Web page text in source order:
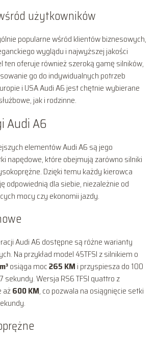
użytkowników
popularne wśród klientów biznesowych,
wyglądu i najwyższej jakości
ten oferuje również szeroką gamę silników,
go do indywidualnych potrzeb
i USA Audi A6 jest chętnie wybierane
jak i rodzinne.
Audi A6
elementów Audi A6 są jego
napędowe, które obejmują zarówno silniki
Dzięki temu każdy kierowca
odpowiednią dla siebie, niezależnie od
mocy czy ekonomii jazdy.
Audi A6 dostępne są różne warianty
Na przykład model 45TFSI z silnikiem o
osiąga moc265 KM i przyspiesza do 100
sekundy. Wersja RS6 TFSI quattro z
aż600 KM, co pozwala na osiągnięcie setki